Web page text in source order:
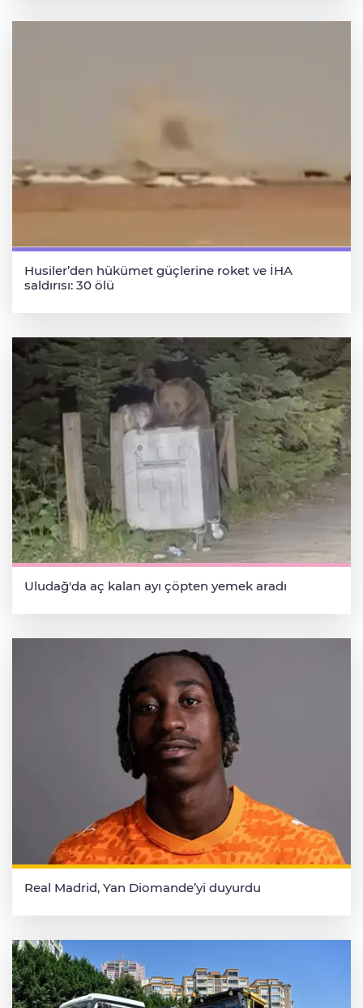
Husiler’den hükümet güçlerine roket ve İHA
saldırısı: 30 ölü
Uludağ'da aç kalan ayı çöpten yemek aradı
Real Madrid, Yan Diomande’yi duyurdu